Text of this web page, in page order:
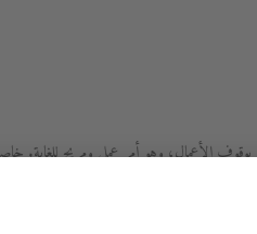
الأعمال، وهو أمر عملي ومريح
أثناء الوقوف يمكن أن تجعل الحياة أسهل
صهريج وهي مثالية في حمامات الضيوف. كما